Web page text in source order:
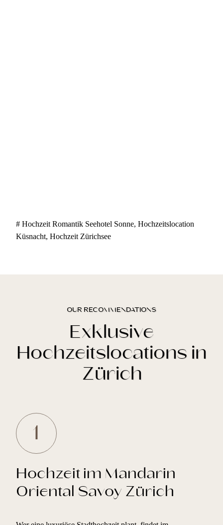
# Hochzeit Romantik Seehotel Sonne, Hochzeitslocation
Küsnacht, Hochzeit Zürichsee
OUR RECOMMENDATIONS
Exklusive
Hochzeitslocations in
Zürich
1
Hochzeit im Mandarin
Oriental Savoy Zürich